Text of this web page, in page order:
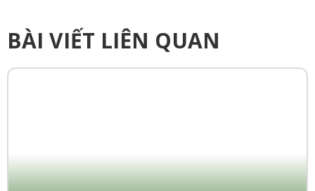
BÀI VIẾT LIÊN QUAN